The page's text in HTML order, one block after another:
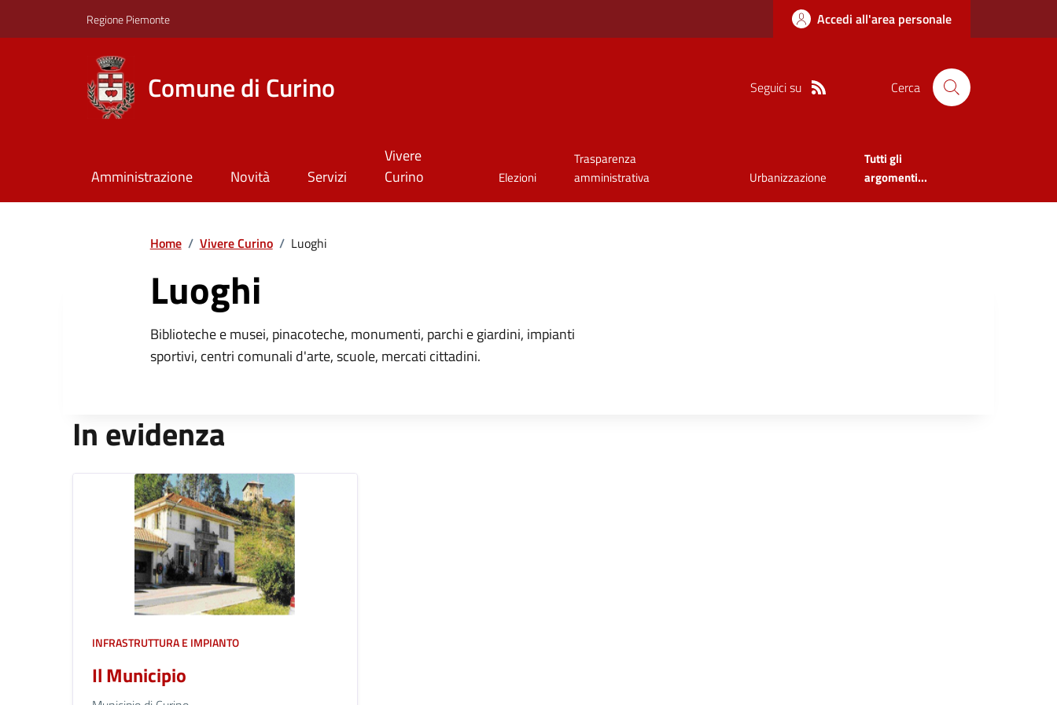
Regione Piemonte Accedi all'area personale
Comune di Curino Seguici su Cerca
Amministrazione Novità Servizi
Vivere
Curino
Elezioni
Trasparenza
amministrativa
Urbanizzazione
Tutti gli
argomenti...
Home / Vivere Curino / Luoghi
Luoghi
Biblioteche e musei, pinacoteche, monumenti, parchi e giardini, impianti
sportivi, centri comunali d'arte, scuole, mercati cittadini.
In evidenza
INFRASTRUTTURA E IMPIANTO
Il Municipio